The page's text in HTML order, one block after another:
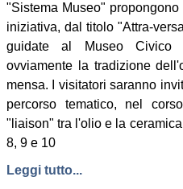
"Sistema Museo"
iniziativa, dal titolo "Attra-
guidate al Museo Civico
ovviamente la tradizione
mensa. I visitatori saranno
percorso tematico, nel
"liaison" tra l'olio e la
8, 9 e 10
Leggi tutto...